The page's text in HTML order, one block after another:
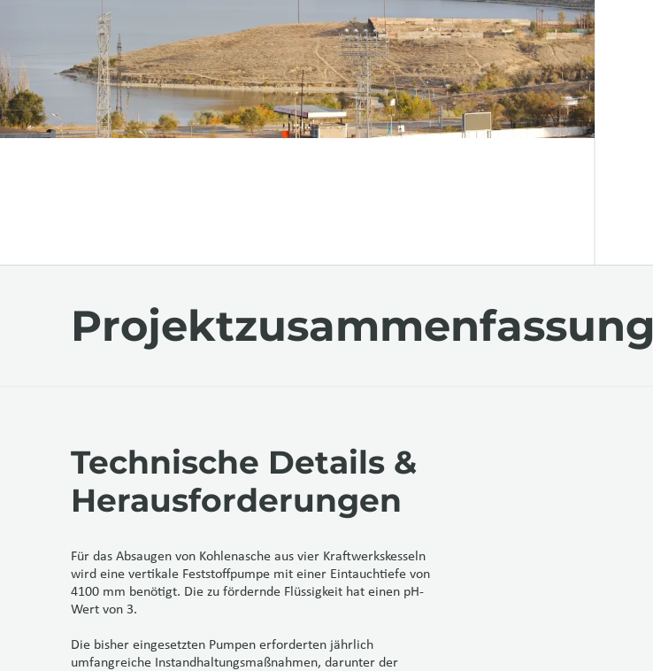
Projektzusammenfassung
Technische Details &
Herausforderungen
Für das Absaugen von Kohlenasche aus vier Kraftwerkskesseln
wird eine vertikale Feststoffpumpe mit einer Eintauchtiefe von
4100 mm benötigt. Die zu fördernde Flüssigkeit hat einen pH-
Wert von 3.
Die bisher eingesetzten Pumpen erforderten jährlich
umfangreiche Instandhaltungsmaßnahmen, darunter der